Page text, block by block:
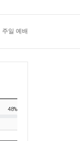
주일 예배
48%